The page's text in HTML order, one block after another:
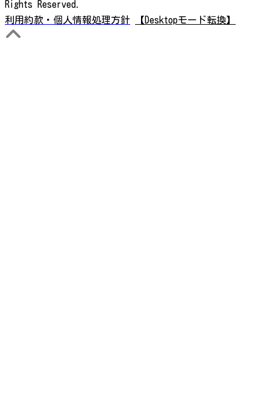
Rights Reserved.
利用約款・個人情報処理方針
【Desktopモード転換】